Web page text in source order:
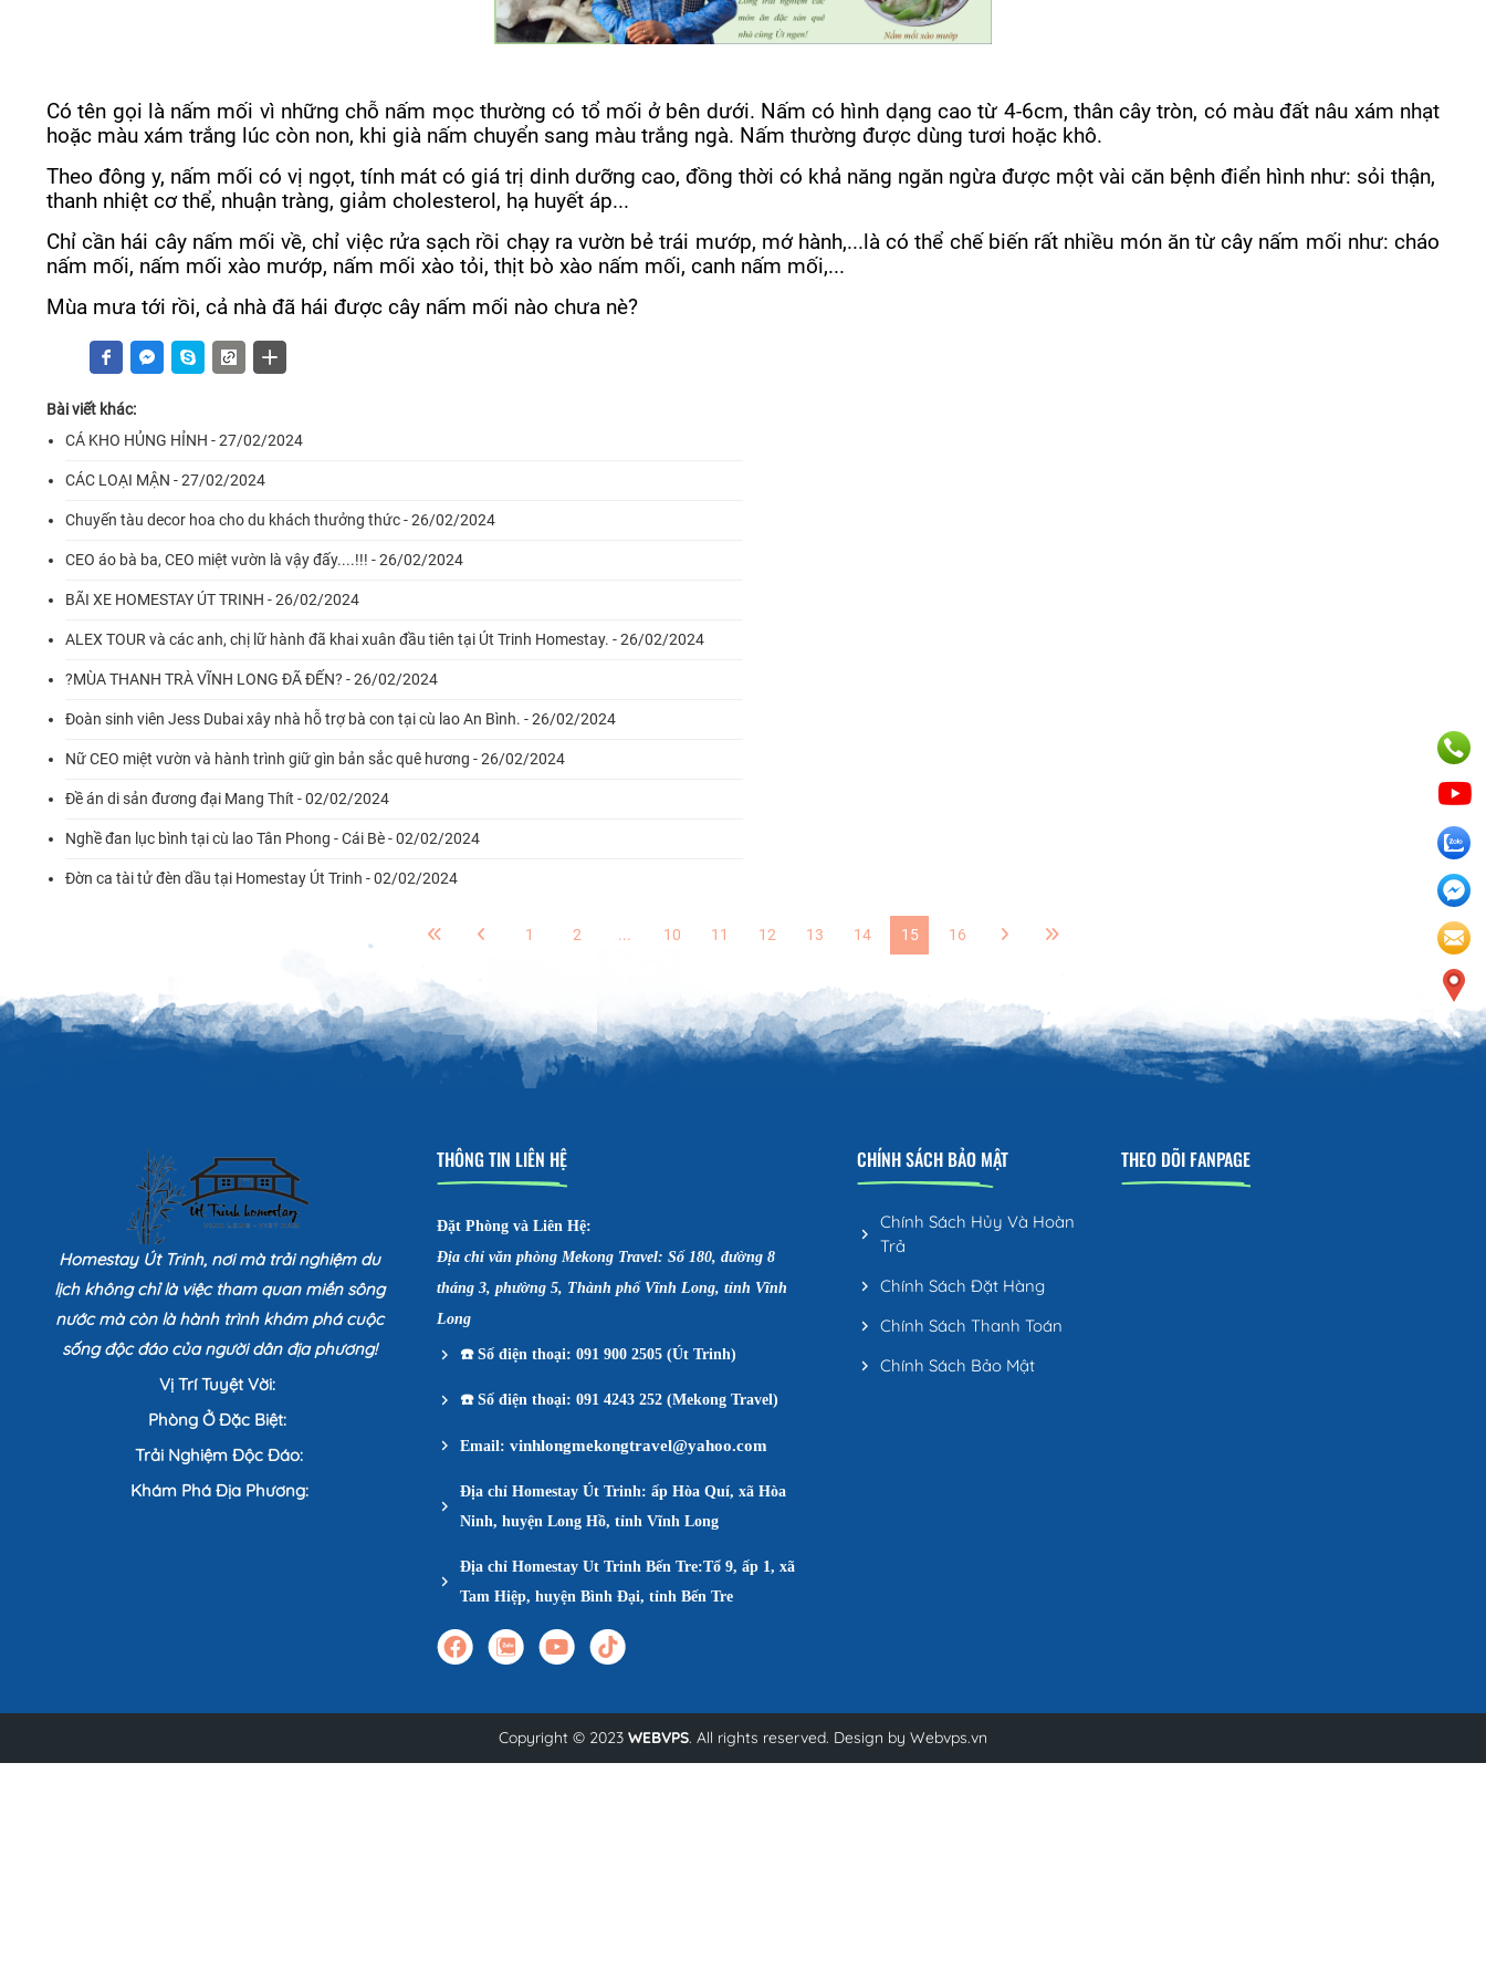
Có tên gọi là nấm mối vì những chỗ nấm mọc thường có tổ mối ở bên dưới. Nấm có hình dạng cao từ 4-6cm, thân cây tròn, có màu đất nâu xám nhạt
hoặc màu xám trắng lúc còn non, khi già nấm chuyển sang màu trắng ngà. Nấm thường được dùng tươi hoặc khô.
Theo đông y, nấm mối có vị ngọt, tính mát có giá trị dinh dưỡng cao, đồng thời có khả năng ngăn ngừa được một vài căn bệnh điển hình như: sỏi thận,
thanh nhiệt cơ thể, nhuận tràng, giảm cholesterol, hạ huyết áp...
Chỉ cần hái cây nấm mối về, chỉ việc rửa sạch rồi chạy ra vườn bẻ trái mướp, mớ hành,...là có thể chế biến rất nhiều món ăn từ cây nấm mối như: cháo
nấm mối, nấm mối xào mướp, nấm mối xào tỏi, thịt bò xào nấm mối, canh nấm mối,...
Mùa mưa tới rồi, cả nhà đã hái được cây nấm mối nào chưa nè?
Bài viết khác:
CÁ KHO HỦNG HỈNH - 27/02/2024
CÁC LOẠI MẬN - 27/02/2024
Chuyến tàu decor hoa cho du khách thưởng thức - 26/02/2024
CEO áo bà ba, CEO miệt vườn là vậy đấy....!!! - 26/02/2024
BÃI XE HOMESTAY ÚT TRINH - 26/02/2024
ALEX TOUR và các anh, chị lữ hành đã khai xuân đầu tiên tại Út Trinh Homestay. - 26/02/2024
?MÙA THANH TRÀ VĨNH LONG ĐÃ ĐẾN? - 26/02/2024
Đoàn sinh viên Jess Dubai xây nhà hỗ trợ bà con tại cù lao An Bình. - 26/02/2024
Nữ CEO miệt vườn và hành trình giữ gìn bản sắc quê hương - 26/02/2024
Đề án di sản đương đại Mang Thít - 02/02/2024
Nghề đan lục bình tại cù lao Tân Phong - Cái Bè - 02/02/2024
Đờn ca tài tử đèn dầu tại Homestay Út Trinh - 02/02/2024
1 2 ... 10 11 12 13 14 15 16
Homestay Út Trinh, nơi mà trải nghiệm du
lịch không chỉ là việc tham quan miền sông
nước mà còn là hành trình khám phá cuộc
sống độc đáo của người dân địa phương!
Vị Trí Tuyệt Vời:
Phòng Ở Đặc Biệt:
Trải Nghiệm Độc Đáo:
Khám Phá Địa Phương:
THÔNG TIN LIÊN HỆ
Đặt Phòng và Liên Hệ:
Địa chỉ văn phòng Mekong Travel: Số 180, đường 8
tháng 3, phường 5, Thành phố Vĩnh Long, tỉnh Vĩnh
Long
☎️Số điện thoại: 091 900 2505 (Út Trinh)
☎️Số điện thoại: 091 4243 252 (Mekong Travel)
Email: vinhlongmekongtravel@yahoo.com
Địa chỉ Homestay Út Trinh: ấp Hòa Quí, xã Hòa
Ninh, huyện Long Hồ, tỉnh Vĩnh Long
Địa chỉ Homestay Ut Trinh Bến Tre:Tổ 9, ấp 1, xã
Tam Hiệp, huyện Bình Đại, tỉnh Bến Tre
CHÍNH SÁCH BẢO MẬT
Chính Sách Hủy Và Hoàn
Trả
Chính Sách Đặt Hàng
Chính Sách Thanh Toán
Chính Sách Bảo Mật
THEO DÕI FANPAGE
Copyright © 2023 WEBVPS. All rights reserved. Design by Webvps.vn